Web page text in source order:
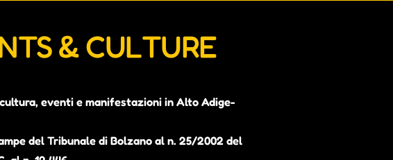
& CULTURE
eventi e manifestazioni in Alto Adige-
del Tribunale di Bolzano al n. 25/2002 del